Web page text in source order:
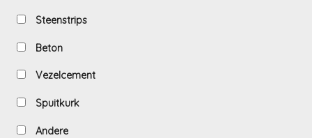
Steenstrips
Beton
Vezelcement
Spuitkurk
Andere